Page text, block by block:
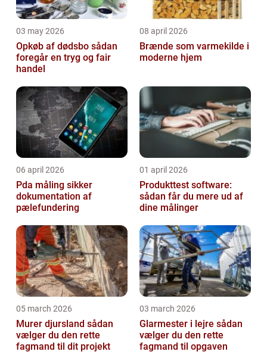
03 may 2026
Opkøb af dødsbo sådan
foregår en tryg og fair
handel
08 april 2026
Brænde som varmekilde i
moderne hjem
06 april 2026
Pda måling sikker
dokumentation af
pælefundering
01 april 2026
Produkttest software:
sådan får du mere ud af
dine målinger
05 march 2026
Murer djursland sådan
vælger du den rette
fagmand til dit projekt
03 march 2026
Glarmester i lejre sådan
vælger du den rette
fagmand til opgaven